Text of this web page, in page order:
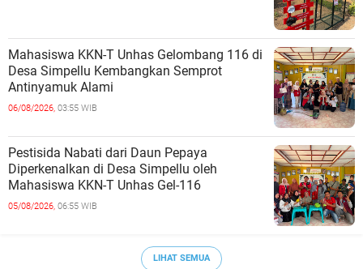
Mahasiswa KKN-T Unhas Gelombang 116 di
Desa Simpellu Kembangkan Semprot
Antinyamuk Alami
06/08/2026, 03:55 WIB
Pestisida Nabati dari Daun Pepaya
Diperkenalkan di Desa Simpellu oleh
Mahasiswa KKN-T Unhas Gel-116
05/08/2026, 06:55 WIB
LIHAT SEMUA